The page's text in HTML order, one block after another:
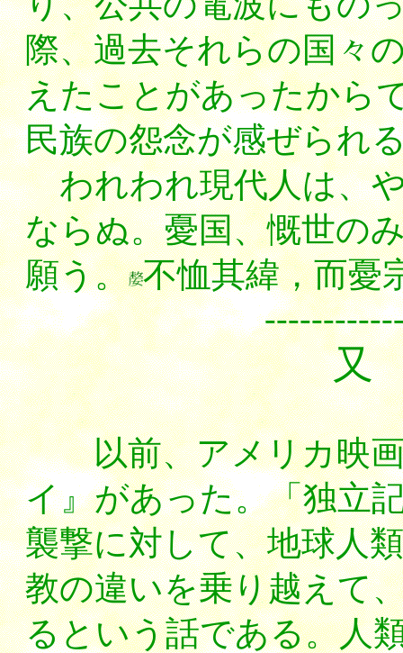
際、過去それらの国々
えたことがあったから
民族の怨念が感ぜられ
われわれ現代人は、
ならぬ。憂国、慨世の
願う。 不恤其緯，而憂
又
以前、アメリカ映画
イ』があった。「独立
襲撃に対して、地球人
教の違いを乗り越えて
るという話である。人